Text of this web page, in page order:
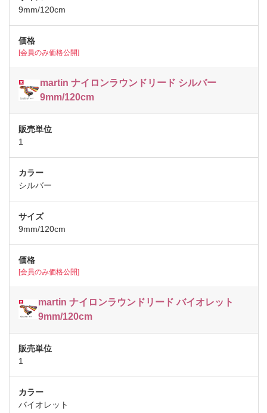
9mm/120cm
[会員のみ価格公開]
martin ナイロンラウンドリード シルバー
9mm/120cm
1
シルバー
9mm/120cm
[会員のみ価格公開]
martin ナイロンラウンドリード バイオレット
9mm/120cm
1
バイオレット